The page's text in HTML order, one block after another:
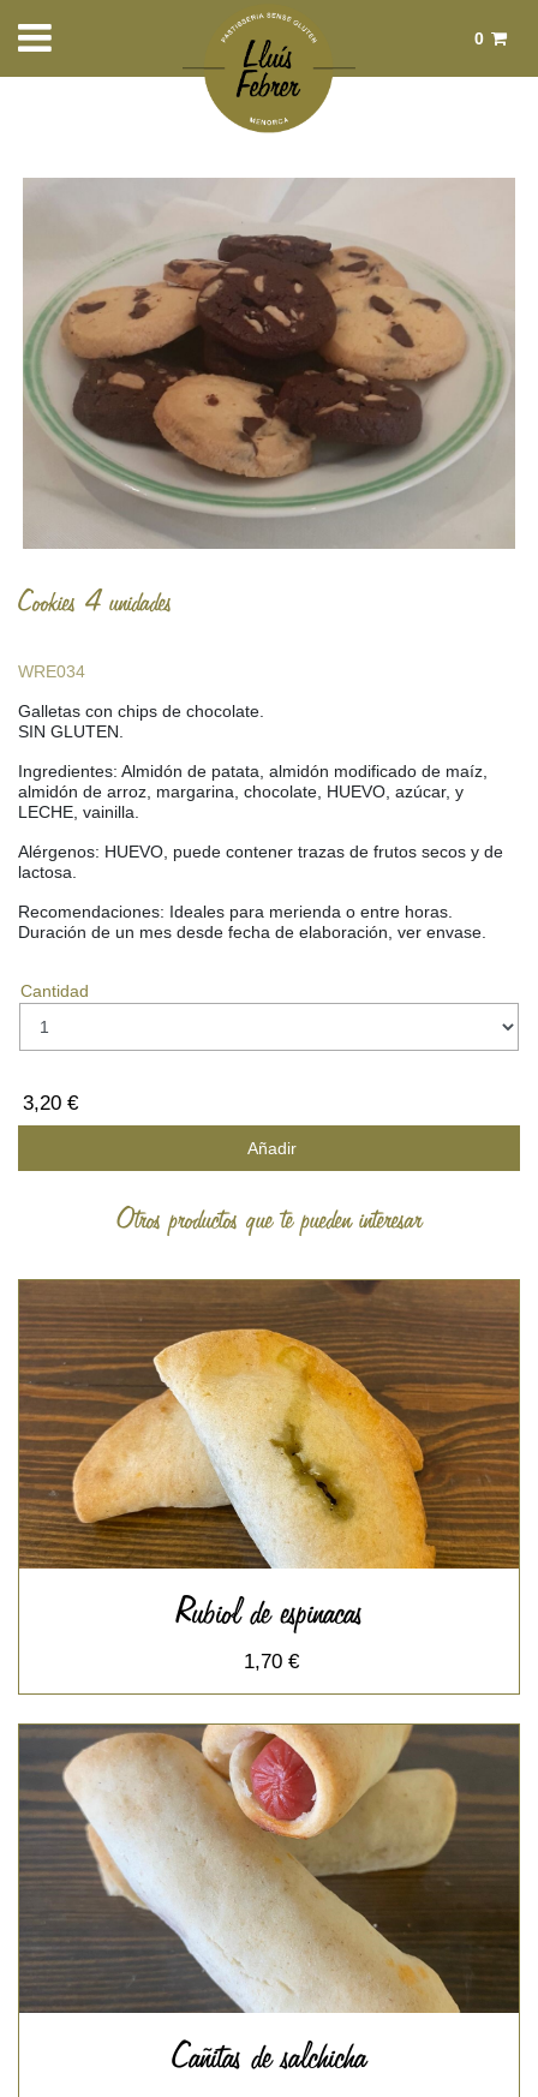
0
Ver cesta
Cookies 4 unidades
WRE034
Galletas con chips de chocolate.
SIN GLUTEN.
Ingredientes: Almidón de patata, almidón modificado de maíz,
almidón de arroz, margarina, chocolate, HUEVO, azúcar, y
LECHE, vainilla.
Alérgenos: HUEVO, puede contener trazas de frutos secos y de
lactosa.
Recomendaciones: Ideales para merienda o entre horas.
Duración de un mes desde fecha de elaboración, ver envase.
Cantidad
3,20 €
Añadir
Otros productos que te pueden interesar
Rubiol de espinacas
1,70 €
Cañitas de salchicha